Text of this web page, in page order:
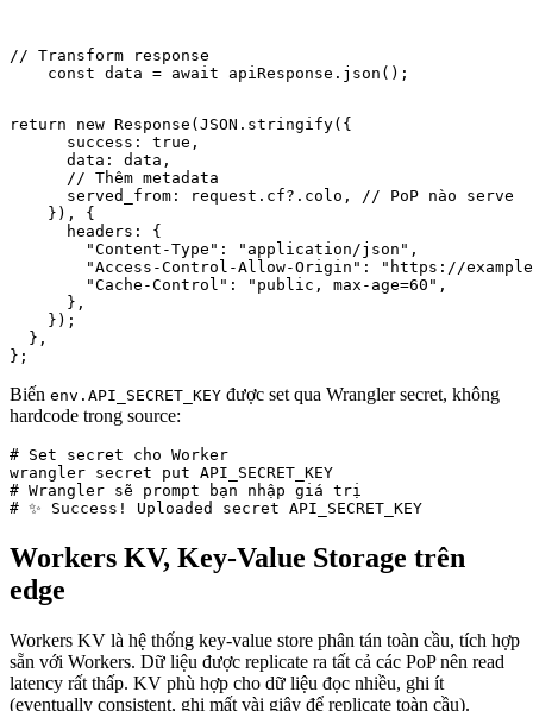
// Transform response
    const data = await apiResponse.json();
return new Response(JSON.stringify({
      success: true,
      data: data,
      // Thêm metadata
      served_from: request.cf?.colo, // PoP nào serve
    }), {
      headers: {
        "Content-Type": "application/json",
"Access-Control-Allow-Origin": "https://
        "Cache-Control": "public, max-age=60",
      },
    });
  },
};
Biến env.API_SECRET_KEY được set qua Wrangler secret, không
hardcode trong source:
# Set secret cho Worker
wrangler secret put API_SECRET_KEY
# Wrangler sẽ prompt bạn nhập giá trị
# ✨ Success! Uploaded secret API_SECRET_KEY
Workers KV, Key-Value Storage trên
edge
Workers KV là hệ thống key-value store phân tán toàn cầu, tích hợp
sẵn với Workers. Dữ liệu được replicate ra tất cả các PoP nên read
latency rất thấp. KV phù hợp cho dữ liệu đọc nhiều, ghi ít
(eventually consistent, ghi mất vài giây để replicate toàn cầu).